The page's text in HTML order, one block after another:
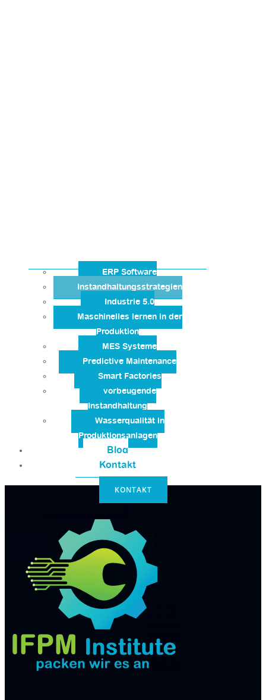
ERP Software
Instandhaltungsstrategien
Industrie 5.0
Maschinelles lernen in der
Produktion
MES Systeme
Predictive Maintenance
Smart Factories
vorbeugende
Instandhaltung
Wasserqualität in
Produktionsanlagen
Blog
Kontakt
KONTAKT